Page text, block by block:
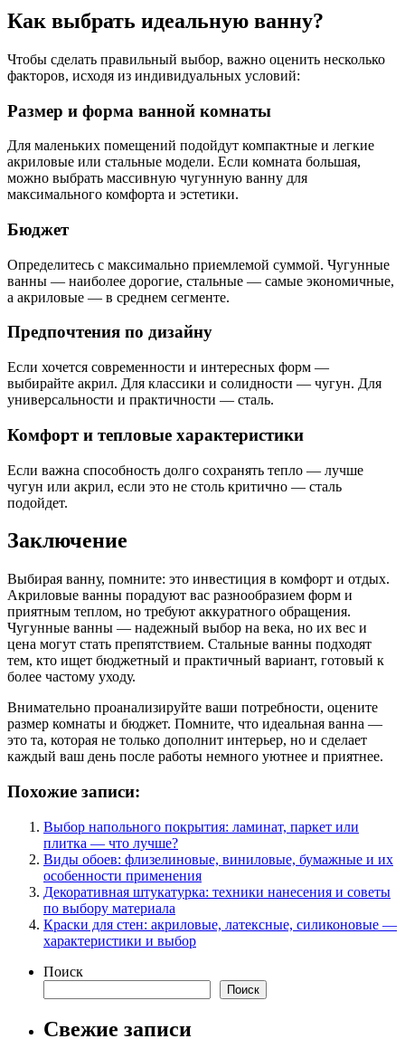
Как выбрать идеальную ванну?
Чтобы сделать правильный выбор, важно оценить несколько
факторов, исходя из индивидуальных условий:
Размер и форма ванной комнаты
Для маленьких помещений подойдут компактные и легкие
акриловые или стальные модели. Если комната большая,
можно выбрать массивную чугунную ванну для
максимального комфорта и эстетики.
Бюджет
Определитесь с максимально приемлемой суммой. Чугунные
ванны — наиболее дорогие, стальные — самые экономичные,
а акриловые — в среднем сегменте.
Предпочтения по дизайну
Если хочется современности и интересных форм —
выбирайте акрил. Для классики и солидности — чугун. Для
универсальности и практичности — сталь.
Комфорт и тепловые характеристики
Если важна способность долго сохранять тепло — лучше
чугун или акрил, если это не столь критично — сталь
подойдет.
Заключение
Выбирая ванну, помните: это инвестиция в комфорт и отдых.
Акриловые ванны порадуют вас разнообразием форм и
приятным теплом, но требуют аккуратного обращения.
Чугунные ванны — надежный выбор на века, но их вес и
цена могут стать препятствием. Стальные ванны подходят
тем, кто ищет бюджетный и практичный вариант, готовый к
более частому уходу.
Внимательно проанализируйте ваши потребности, оцените
размер комнаты и бюджет. Помните, что идеальная ванна —
это та, которая не только дополнит интерьер, но и сделает
каждый ваш день после работы немного уютнее и приятнее.
Похожие записи:
Выбор напольного покрытия: ламинат, паркет или
плитка — что лучше?
Виды обоев: флизелиновые, виниловые, бумажные и их
особенности применения
Декоративная штукатурка: техники нанесения и советы
по выбору материала
Краски для стен: акриловые, латексные, силиконовые —
характеристики и выбор
Поиск
Поиск
Свежие записи